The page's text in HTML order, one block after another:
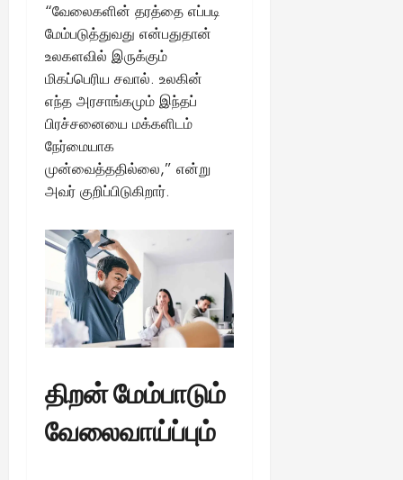
“வேலைகளின் தரத்தை எப்படி
மேம்படுத்துவது என்பதுதான்
உலகளவில் இருக்கும்
மிகப்பெரிய சவால். உலகின்
எந்த அரசாங்கமும் இந்தப்
பிரச்சனையை மக்களிடம்
நேர்மையாக
முன்வைத்ததில்லை,” என்று
அவர் குறிப்பிடுகிறார்.
திறன் மேம்பாடும்
வேலைவாய்ப்பும்